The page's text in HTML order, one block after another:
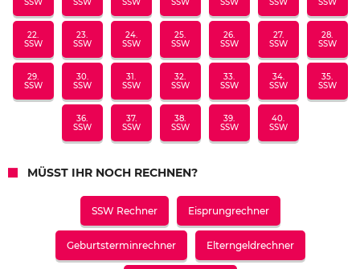
22.
SSW
23.
SSW
24.
SSW
25.
SSW
26.
SSW
27.
SSW
28.
SSW
29.
SSW
30.
SSW
31.
SSW
32.
SSW
33.
SSW
34.
SSW
35.
SSW
36.
SSW
37.
SSW
38.
SSW
39.
SSW
40.
SSW
MÜSST IHR NOCH RECHNEN?
SSW Rechner Eisprungrechner
Geburtsterminrechner Elterngeldrechner